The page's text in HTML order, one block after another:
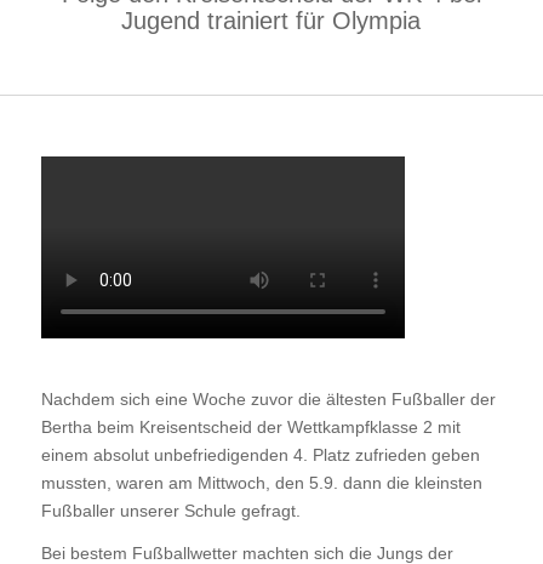
Jugend trainiert für Olympia
Nachdem sich eine Woche zuvor die ältesten Fußballer der
Bertha beim Kreisentscheid der Wettkampfklasse 2 mit
einem absolut unbefriedigenden 4. Platz zufrieden geben
mussten, waren am Mittwoch, den 5.9. dann die kleinsten
Fußballer unserer Schule gefragt.
Bei bestem Fußballwetter machten sich die Jungs der